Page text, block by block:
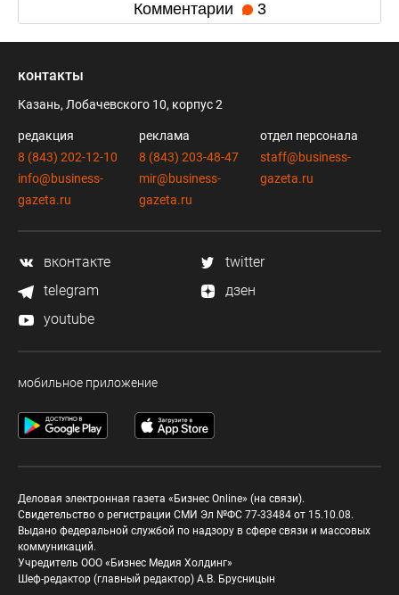
Комментарии 3
контакты
Казань, Лобачевского 10, корпус 2
редакция
8 (843) 202-12-10
info@business-
gazeta.ru
реклама
8 (843) 203-48-47
mir@business-
gazeta.ru
отдел персонала
staff@business-
gazeta.ru
вконтакте
twitter
telegram
дзен
youtube
мобильное приложение
Деловая электронная газета «Бизнес Online» (на связи).
Свидетельство о регистрации СМИ Эл №ФС 77-33484 от 15.10.08.
Выдано федеральной службой по надзору в сфере связи и массовых
коммуникаций.
Учредитель ООО «Бизнес Медия Холдинг»
Шеф-редактор (главный редактор) А.В. Брусницын